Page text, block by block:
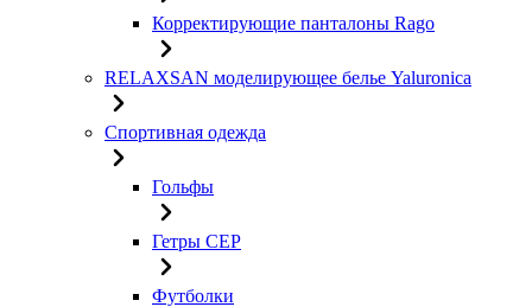
Корректирующие панталоны Rago
RELAXSAN моделирующее белье Yaluroniсa
Спортивная одежда
Гольфы
Гетры CEP
Футболки